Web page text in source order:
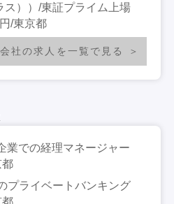
ス））/東証プライム上場
/東京都
社の求人を一覧で見る
業での経理マネージャー
都
プライベートバンキング
都